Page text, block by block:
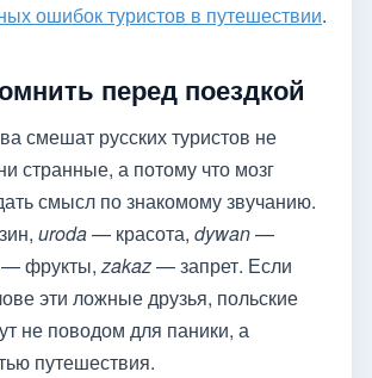
ошибок туристов в путешествии.
перед поездкой
смешат русских туристов не
странные, а потому что мозг
смысл по знакомому звучанию.
uroda— красота, dywan—
— фрукты,zakaz— запрет. Если
эти ложные друзья, польские
не поводом для паники, а
путешествия.